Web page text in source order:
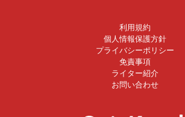
利用規約
個人情報保護方針
プライバシーポリシー
免責事項
ライター紹介
お問い合わせ